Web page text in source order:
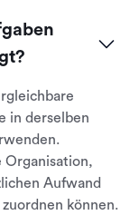
in derselben
Organisation,
Aufwand
können.